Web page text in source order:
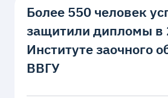
Более 550 человек
защитили дипломы в
Институте заочного
ВВГУ